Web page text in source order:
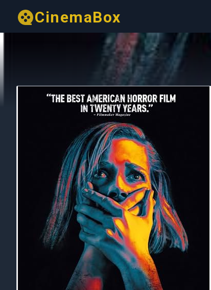
CinemaBox